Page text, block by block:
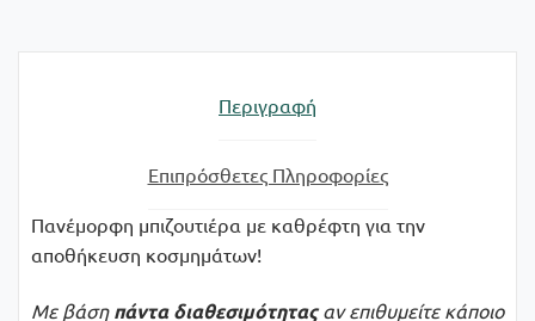
Περιγραφή
Επιπρόσθετες Πληροφορίες
Πανέμορφη μπιζουτιέρα με καθρέφτη για την
αποθήκευση κοσμημάτων!
Με βάση πάντα διαθεσιμότηταςαν επιθυμείτε κάποιο